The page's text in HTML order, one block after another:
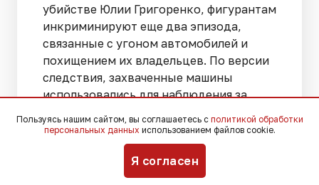
убийстве Юлии Григоренко, фигурантам
инкриминируют еще два эпизода,
связанные с угоном автомобилей и
похищением их владельцев. По версии
следствия, захваченные машины
использовались для наблюдения за
преступления, после чего владельцев
автомобилей отпускали.
Пользуясь нашим сайтом, вы соглашаетесь с политикой обработки
персональных данных использованием файлов cookie.
Я согласен